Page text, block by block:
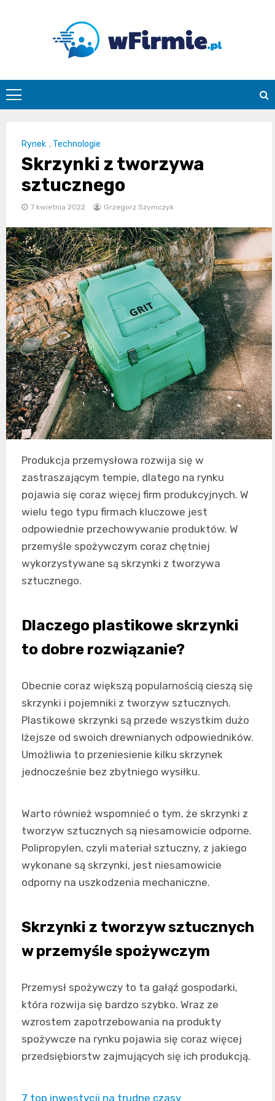
Wfirmie.pl
Rynek , Technologie
Skrzynki z tworzywa
sztucznego
7 kwietnia 2022 Grzegorz Szymczyk
Produkcja przemysłowa rozwija się w
zastraszającym tempie, dlatego na rynku
pojawia się coraz więcej firm produkcyjnych. W
wielu tego typu firmach kluczowe jest
odpowiednie przechowywanie produktów. W
przemyśle spożywczym coraz chętniej
wykorzystywane są skrzynki z tworzywa
sztucznego.
Dlaczego plastikowe skrzynki
to dobre rozwiązanie?
Obecnie coraz większą popularnością cieszą się
skrzynki i pojemniki z tworzyw sztucznych.
Plastikowe skrzynki są przede wszystkim dużo
lżejsze od swoich drewnianych odpowiedników.
Umożliwia to przeniesienie kilku skrzynek
jednocześnie bez zbytniego wysiłku.
Warto również wspomnieć o tym, że skrzynki z
tworzyw sztucznych są niesamowicie odporne.
Polipropylen, czyli materiał sztuczny, z jakiego
wykonane są skrzynki, jest niesamowicie
odporny na uszkodzenia mechaniczne.
Skrzynki z tworzyw sztucznych
w przemyśle spożywczym
Przemysł spożywczy to ta gałąź gospodarki,
która rozwija się bardzo szybko. Wraz ze
wzrostem zapotrzebowania na produkty
spożywcze na rynku pojawia się coraz więcej
przedsiębiorstw zajmujących się ich produkcją.
7 top inwestycji na trudne czasy